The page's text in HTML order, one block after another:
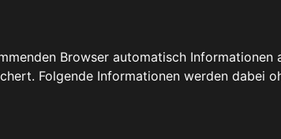
Browser automatisch Informationen
Folgende Informationen werden dabei